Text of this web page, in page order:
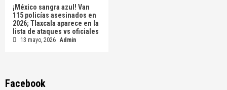
¡México sangra azul! Van
115 policías asesinados en
2026; Tlaxcala aparece en la
lista de ataques vs oficiales
13 mayo, 2026 Admin
Facebook